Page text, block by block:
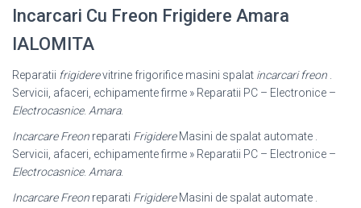
Incarcari Cu Freon Frigidere Amara
IALOMITA
Reparatii frigiderevitrine frigorifice masini spalat incarcari freon
Servicii, afaceri, echipamente firme » Reparatii PC – Electronice –
Electrocasnice. Amara.
Incarcare Freon reparati FrigidereMasini de spalat automate .
Servicii, afaceri, echipamente firme » Reparatii PC – Electronice –
Electrocasnice. Amara.
Incarcare Freon reparati FrigidereMasini de spalat automate .